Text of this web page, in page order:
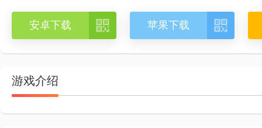
安卓下载  苹果下载 
游戏介绍